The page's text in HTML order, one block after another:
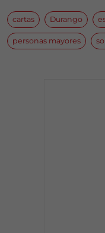
cartas Durango
personas mayores